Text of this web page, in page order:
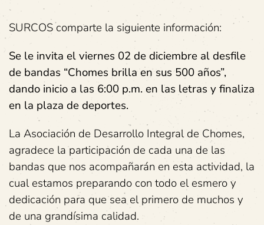
SURCOS comparte la siguiente información:
Se le invita el viernes 02 de diciembre al desfile
de bandas “Chomes brilla en sus 500 años”,
dando inicio a las 6:00 p.m. en las letras y finaliza
en la plaza de deportes.
La Asociación de Desarrollo Integral de Chomes,
agradece la participación de cada una de las
bandas que nos acompañarán en esta actividad, la
cual estamos preparando con todo el esmero y
dedicación para que sea el primero de muchos y
de una grandísima calidad.